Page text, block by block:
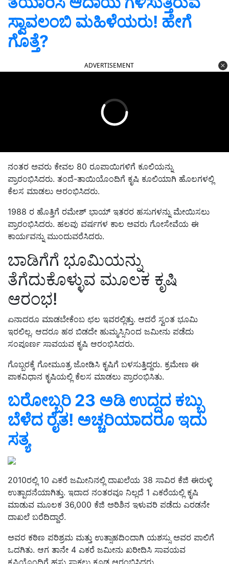
ಸ್ವಾವಲಂಬಿ ಮಹಿಳೆಯರು! ಹೇಗೆ
ಗೊತ್ತೆ?
ADVERTISEMENT
ನಂತರ ಅವರು ಕೇವಲ 80 ರೂಪಾಯಿಗಳಿಗೆ ಕೂಲಿಯನ್ನು
ಪ್ರಾರಂಭಿಸಿದರು. ತಂದೆ-ತಾಯಿಯೊಂದಿಗೆ ಕೃಷಿ ಕೂಲಿಯಾಗಿ ಹೊಲಗಳಲ್ಲಿ
ಕೆಲಸ ಮಾಡಲು ಆರಂಭಿಸಿದರು.
1988 ರ ಹೊತ್ತಿಗೆ ರಮೇಶ್ ಭಾಯ್ ಇತರರ ಹಸುಗಳನ್ನು ಮೇಯಿಸಲು
ಪ್ರಾರಂಭಿಸಿದರು. ಹಲವು ವರ್ಷಗಳ ಕಾಲ ಅವರು ಗೋಸೇವೆಯ ಈ
ಕಾರ್ಯವನ್ನು ಮುಂದುವರೆಸಿದರು.
ಬಾಡಿಗೆಗೆ ಭೂಮಿಯನ್ನು
ತೆಗೆದುಕೊಳ್ಳುವ ಮೂಲಕ ಕೃಷಿ
ಆರಂಭ!
ಏನಾದರೂ ಮಾಡಬೇಕೆಂಬ ಛಲ ಇವರಲ್ಲಿತ್ತು. ಆದರೆ ಸ್ವಂತ ಭೂಮಿ
ಇರಲಿಲ್ಲ. ಆದರೂ ಹಠ ಬಿಡದೇ ಹುಮ್ಮಸ್ಸಿನಿಂದ ಜಮೀನು ಪಡೆದು
ಸಂಪೂರ್ಣ ಸಾವಯವ ಕೃಷಿ ಆರಂಭಿಸಿದರು.
ಗೊಬ್ಬರಕ್ಕೆ ಗೋಮೂತ್ರ ಜೋಡಿಸಿ ಕೃಷಿಗೆ ಬಳಸುತ್ತಿದ್ದರು. ಕ್ರಮೇಣ ಈ
ಪಾಕವಿಧಾನ ಕೃಷಿಯಲ್ಲಿ ಕೆಲಸ ಮಾಡಲು ಪ್ರಾರಂಭಿಸಿತು.
ಬರೋಬ್ಬರಿ 23 ಅಡಿ ಉದ್ದದ ಕಬ್ಬು
ಬೆಳೆದ ರೈತ! ಅಚ್ಚರಿಯಾದರೂ ಇದು
ಸತ್ಯ
2010ರಲ್ಲಿ 10 ಎಕರೆ ಜಮೀನಿನಲ್ಲಿ ದಾಖಲೆಯ 38 ಸಾವಿರ ಕೆಜಿ ಈರುಳ್ಳಿ
ಉತ್ಪಾದನೆಯಾಗಿತ್ತು. ಇದಾದ ನಂತರವೂ ನಿಲ್ಲದೆ 1 ಎಕರೆಯಲ್ಲಿ ಕೃಷಿ
ಮಾಡುವ ಮೂಲಕ 36,000 ಕೆಜಿ ಅರಿಶಿನ ಇಳುವರಿ ಪಡೆದು ಎರಡನೇ
ದಾಖಲೆ ಬರೆದಿದ್ದಾರೆ.
ಅವರ ಕಠಿಣ ಪರಿಶ್ರಮ ಮತ್ತು ಉತ್ಸಾಹದಿಂದಾಗಿ ಯಶಸ್ಸು ಅವರ ಪಾಲಿಗೆ
ಒದಗಿತು. ಆಗ ತಾನೇ 4 ಎಕರೆ ಜಮೀನು ಖರೀದಿಸಿ ಸಾವಯವ